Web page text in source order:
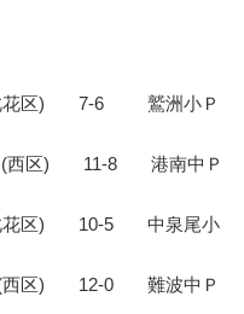
此花区) 7-6 鷲洲小Ｐ
(西区) 11-8 港南中Ｐ
此花区) 10-5 中泉尾小
(西区) 12-0 難波中Ｐ